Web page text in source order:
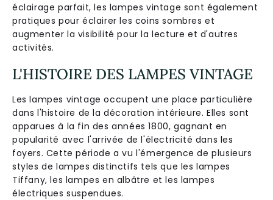
éclairage parfait, les lampes vintage sont également
pratiques pour éclairer les coins sombres et
augmenter la visibilité pour la lecture et d'autres
activités.
L'HISTOIRE DES LAMPES VINTAGE
Les lampes vintage occupent une place particulière
dans l'histoire de la décoration intérieure. Elles sont
apparues à la fin des années 1800, gagnant en
popularité avec l'arrivée de l'électricité dans les
foyers. Cette période a vu l'émergence de plusieurs
styles de lampes distinctifs tels que les lampes
Tiffany, les lampes en albâtre et les lampes
électriques suspendues.